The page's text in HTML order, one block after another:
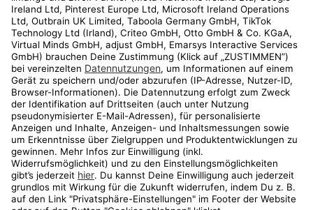
Kundenservice
Shop
Aktionen
Travel